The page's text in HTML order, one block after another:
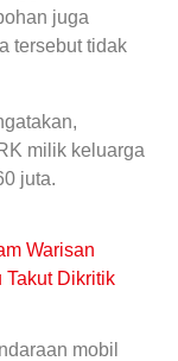
juga
tersebut tidak
milik keluarga
juta.
Warisan
Takut Dikritik
mobil